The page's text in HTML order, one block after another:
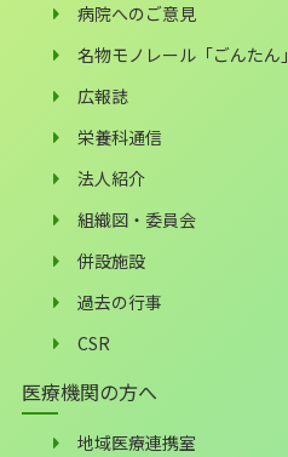
病院へのご意見
名物モノレール「ごんたん」
広報誌
栄養科通信
法人紹介
組織図・委員会
併設施設
過去の行事
CSR
医療機関の方へ
地域医療連携室